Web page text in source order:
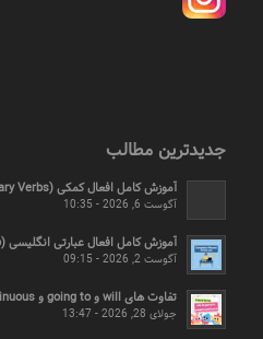
جدیدترین مطالب
آموزش کامل افعال کمکی (Auxiliary Verbs) با مثال و کاربرد
آگوست 6, 2026 - 10:35
آموزش کامل افعال عبارتی انگلیسی (Phrasal Verb) با مثال
آگوست 2, 2026 - 09:15
تفاوت های will و going to و present continuous با مثال
جولای 28, 2026 - 13:47